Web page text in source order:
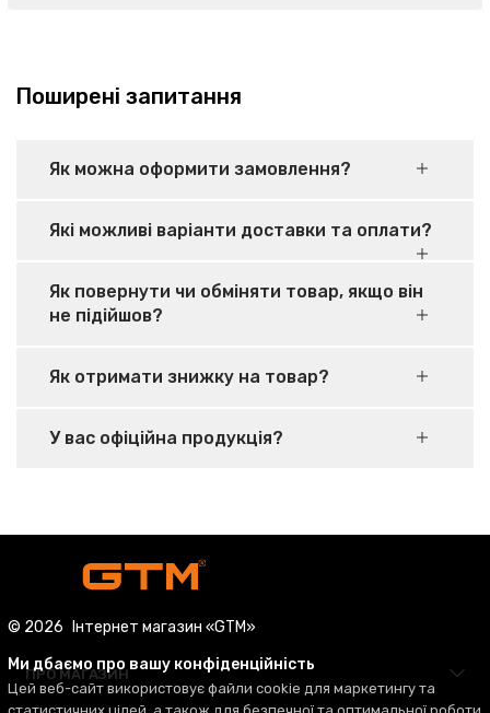
Поширені запитання
Як можна оформити замовлення?
Які можливі варіанти доставки та оплати?
Як повернути чи обміняти товар, якщо він
не підійшов?
Як отримати знижку на товар?
У вас офіційна продукція?
© 2026 Інтернет магазин «GTM»
ПРО МАГАЗИН
Ми дбаємо про вашу конфіденційність
Цей веб-сайт використовує файли cookie для маркетингу та